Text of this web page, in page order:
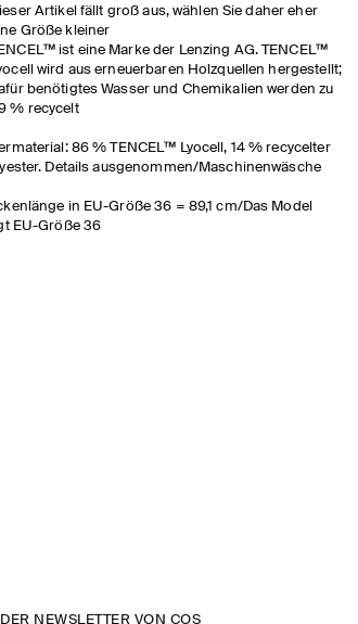
Artikel fällt groß aus, wählen Sie daher eher
Größe kleiner
ist eine Marke der Lenzing AG. TENCEL™
wird aus erneuerbaren Holzquellen hergestellt;
benötigtes Wasser und Chemikalien werden zu
% recycelt
86 % TENCEL™ Lyocell, 14 % recycelter
Details ausgenommen/Maschinenwäsche
in EU-Größe 36 = 89,1 cm/Das Model
EU-Größe 36
DER NEWSLETTER VON COS